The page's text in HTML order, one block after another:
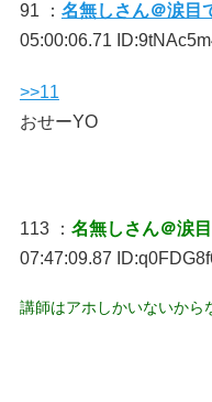
91 ： 名無しさん＠涙目
05:00:06.71
>>11
おせーYO
113 ： 名無しさん＠涙目
07:47:09.87
講師はアホしかいないから